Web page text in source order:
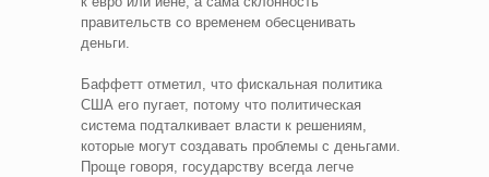
правительств со временем обесценивать
деньги.
Баффетт отметил, что фискальная политика
США его пугает, потому что политическая
система подталкивает власти к решениям,
которые могут создавать проблемы с деньгами.
Проще говоря, государству всегда легче